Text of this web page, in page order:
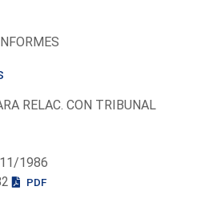
RELAC. CON TRIBUNAL
1986
PDF